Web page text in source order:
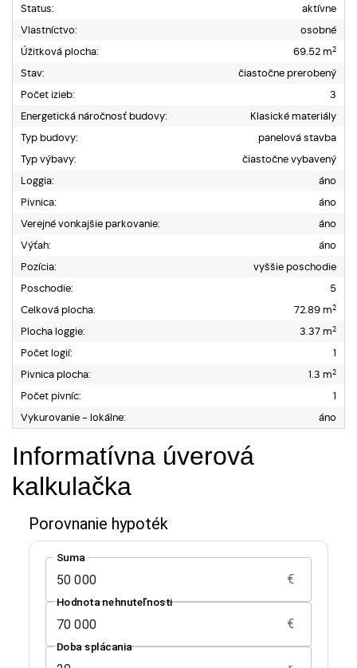
Status:
aktívne
Vlastníctvo:
osobné
Úžitková plocha:
69.52 m2
Stav:
čiastočne prerobený
Počet izieb:
3
Energetická náročnosť budovy:
Klasické materiály
Typ budovy:
panelová stavba
Typ výbavy:
čiastočne vybavený
Loggia:
áno
Pivnica:
áno
Verejné vonkajšie parkovanie:
áno
Výťah:
áno
Pozícia:
vyššie poschodie
Poschodie:
5
Celková plocha:
72.89 m2
Plocha loggie: 3.37 m2
Počet logií:
1
Pivnica plocha:
1.3 m2
Počet pivníc:
1
Vykurovanie - lokálne:
áno
Informatívna úverová
kalkulačka